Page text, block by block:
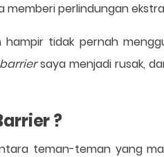
memberi perlindungan
hampir tidak pernah
saya menjadi rusak,
?
teman-teman yang